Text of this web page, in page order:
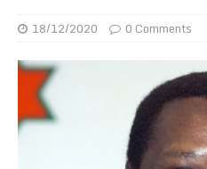
18/12/2020 0 Comments